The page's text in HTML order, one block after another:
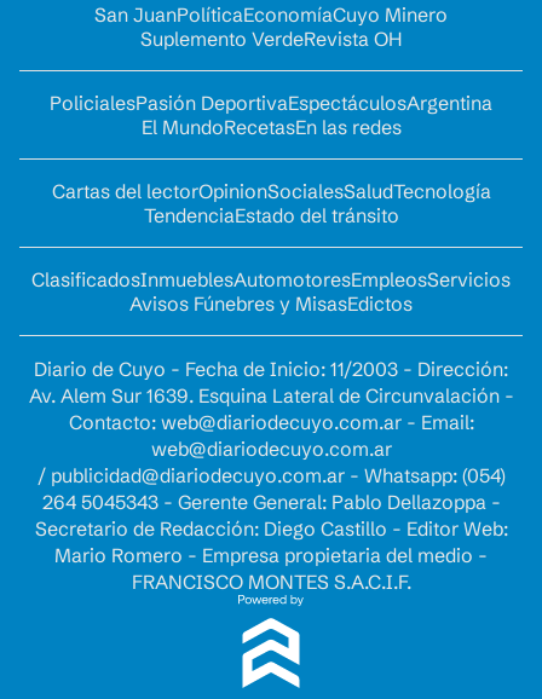
San JuanPolíticaEconomíaCuyo Minero
Suplemento VerdeRevista OH
PolicialesPasión DeportivaEspectáculosArgentina
El MundoRecetasEn las redes
Cartas del lectorOpinionSocialesSaludTecnología
TendenciaEstado del tránsito
ClasificadosInmueblesAutomotoresEmpleosServicios
Avisos Fúnebres y MisasEdictos
Diario de Cuyo - Fecha de Inicio: 11/2003 - Dirección:
Av. Alem Sur 1639. Esquina Lateral de Circunvalación -
Contacto: web@diariodecuyo.com.ar- Email:
web@diariodecuyo.com.ar
/ publicidad@diariodecuyo.com.ar- Whatsapp: (054)
264 5045343 - Gerente General: Pablo Dellazoppa -
Secretario de Redacción: Diego Castillo - Editor Web:
Mario Romero - Empresa propietaria del medio -
FRANCISCO MONTES S.A.C.I.F.